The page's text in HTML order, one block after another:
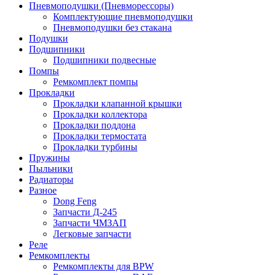
Пневмоподушки (Пневморессоры)
Комплектующие пневмоподушки
Пневмоподушки без стакана
Подушки
Подшипники
Подшипники подвесные
Помпы
Ремкомплект помпы
Прокладки
Прокладки клапанной крышки
Прокладки коллектора
Прокладки поддона
Прокладки термостата
Прокладки турбины
Пружины
Пыльники
Радиаторы
Разное
Dong Feng
Запчасти Д-245
Запчасти ЧМЗАП
Легковые запчасти
Реле
Ремкомплекты
Ремкомплекты для BPW